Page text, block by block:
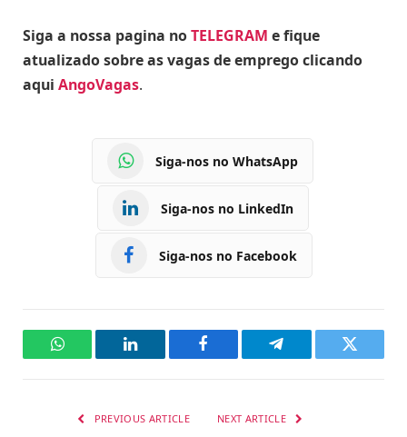
Siga a nossa pagina noTELEGRAM e fique
atualizado sobre as vagas de emprego clicando
aqui AngoVagas.
Siga-nos no WhatsApp
Siga-nos no LinkedIn
Siga-nos no Facebook
WhatsAppLinkedIn Facebook Telegram Twitter
PREVIOUS ARTICLE NEXT ARTICLE